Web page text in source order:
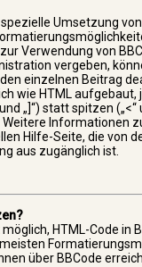
Umsetzung
Verwendung von
vergeben,
einzelnen Beitrag
wie HTML aufgebaut,
„]“) statt spitzen („<“
Informationen
Hilfe-Seite, die von
aus zugänglich ist.
möglich, HTML-Code in
über BBCode